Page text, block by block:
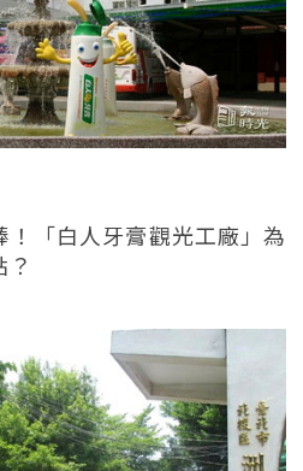
「白人牙膏觀光工廠」為